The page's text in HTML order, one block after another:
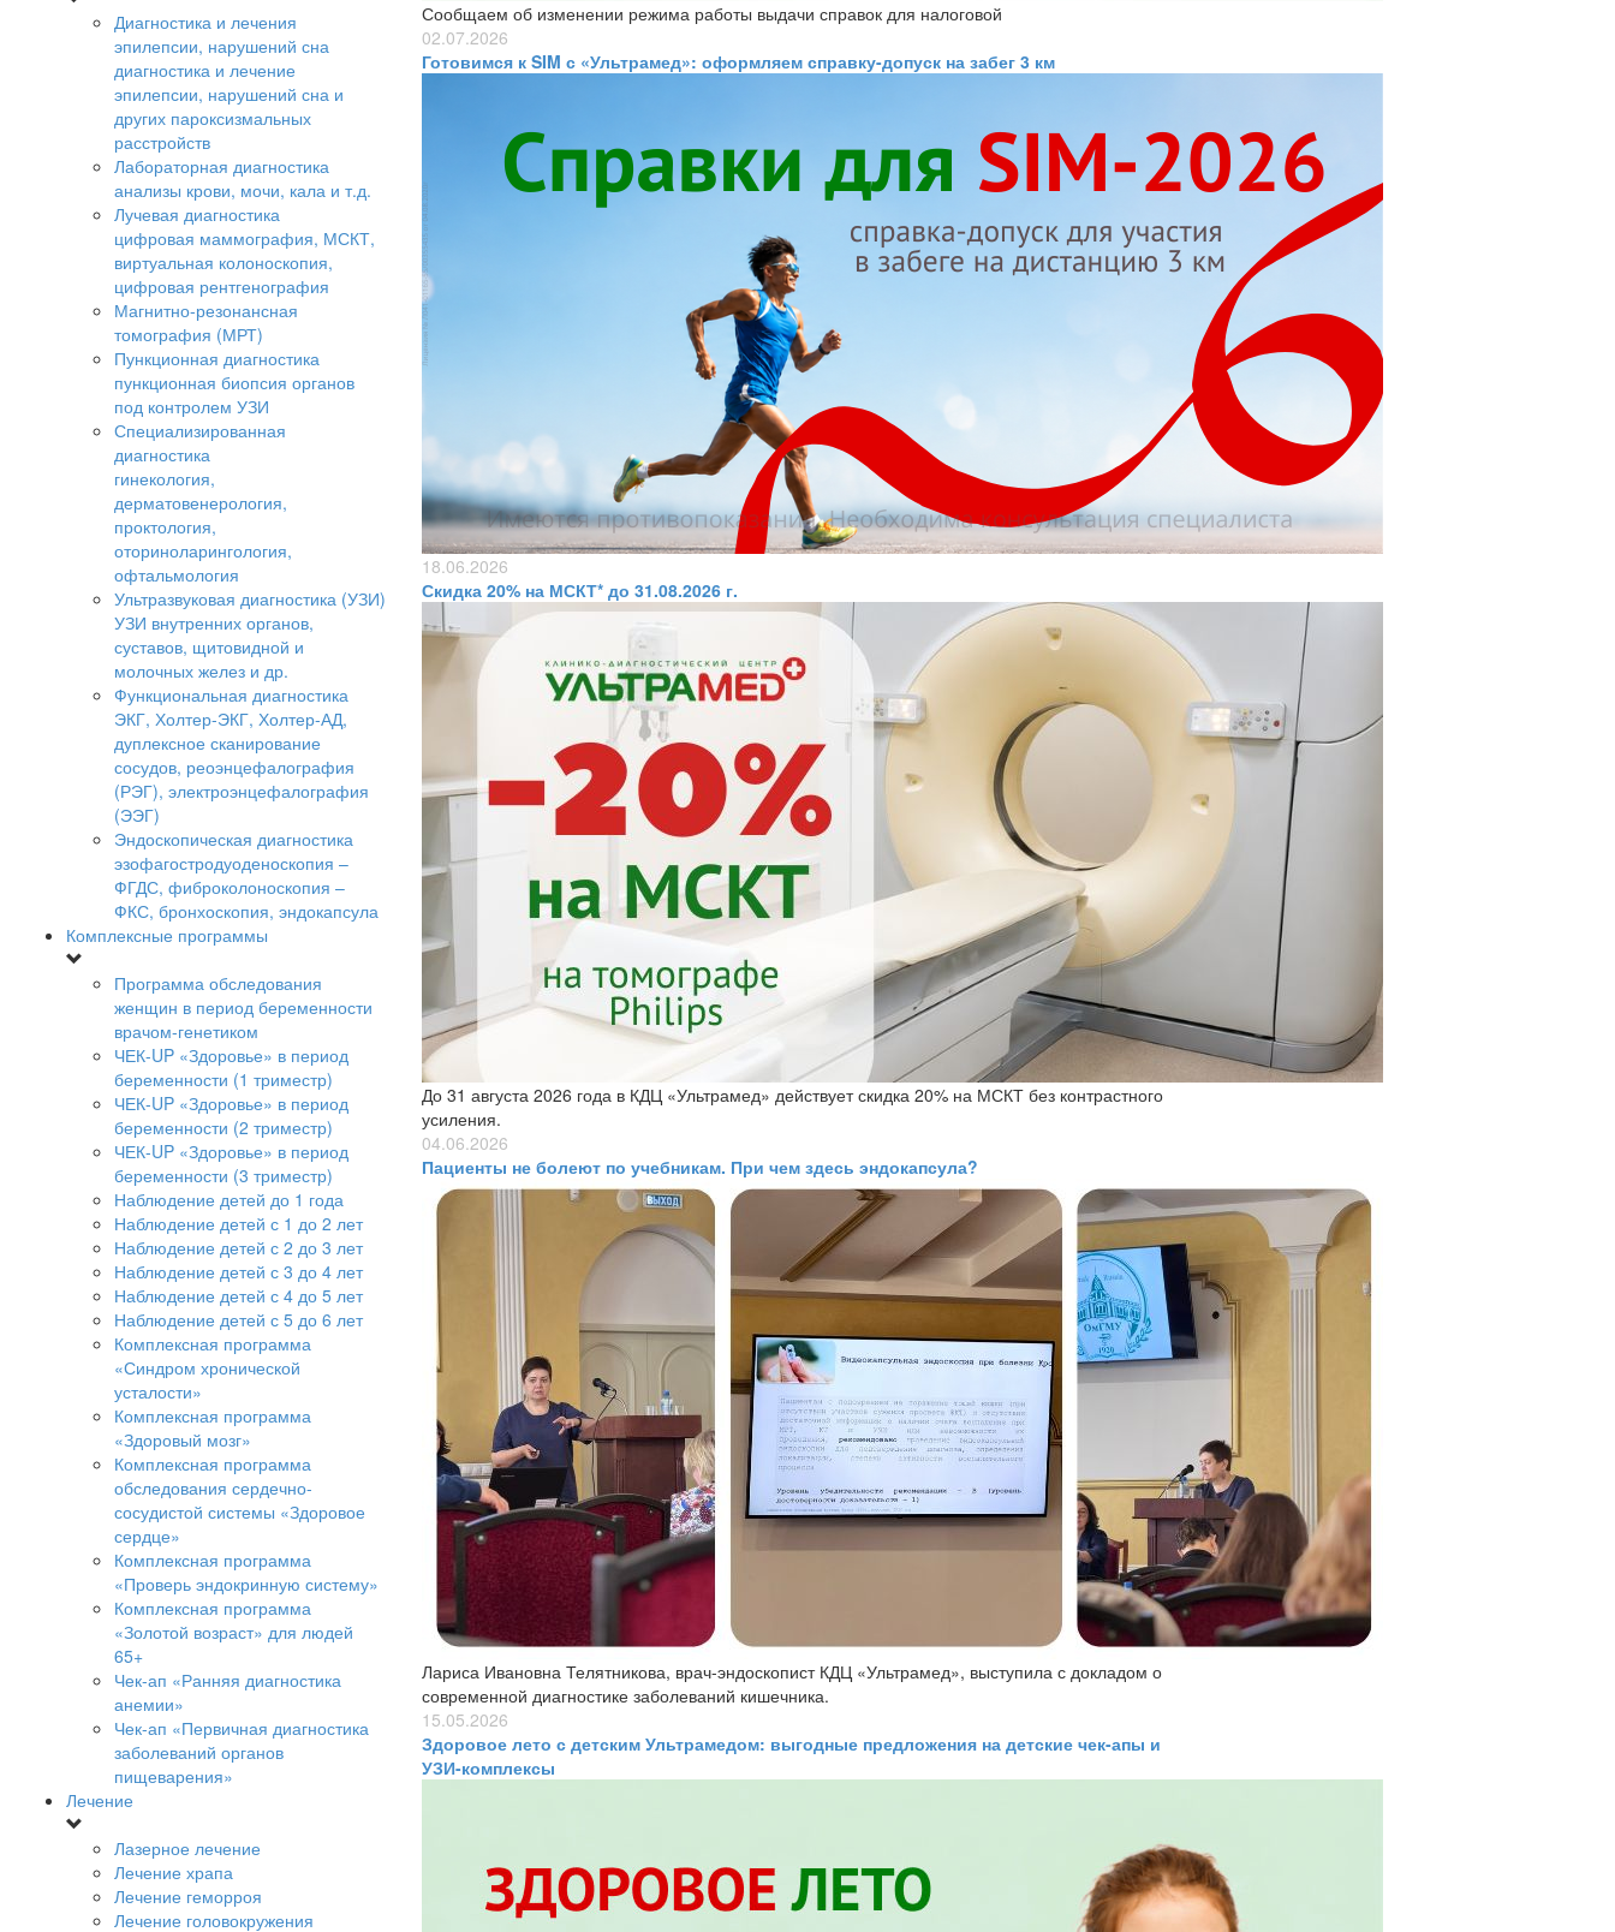
Диагностика и лечения
эпилепсии, нарушений сна
диагностика и лечение
эпилепсии, нарушений сна и
других пароксизмальных
расстройств
Лабораторная диагностика
анализы крови, мочи, кала и т.д.
Лучевая диагностика
цифровая маммография, МСКТ,
виртуальная колоноскопия,
цифровая рентгенография
Магнитно-резонансная
томография (МРТ)
Пункционная диагностика
пункционная биопсия органов
под контролем УЗИ
Специализированная
диагностика
гинекология,
дерматовенерология,
проктология,
оториноларингология,
офтальмология
Ультразвуковая диагностика (УЗИ)
УЗИ внутренних органов,
суставов, щитовидной и
молочных желез и др.
Функциональная диагностика
ЭКГ, Холтер-ЭКГ, Холтер-АД,
дуплексное сканирование
сосудов, реоэнцефалография
(РЭГ), электроэнцефалография
(ЭЭГ)
Эндоскопическая диагностика
эзофагостродуоденоскопия –
ФГДС, фиброколоноскопия –
ФКС, бронхоскопия, эндокапсула
Комплексные программы
Программа обследования
женщин в период беременности
врачом-генетиком
ЧЕК-UP «Здоровье» в период
беременности (1 триместр)
ЧЕК-UP «Здоровье» в период
беременности (2 триместр)
ЧЕК-UP «Здоровье» в период
беременности (3 триместр)
Наблюдение детей до 1 года
Наблюдение детей с 1 до 2 лет
Наблюдение детей с 2 до 3 лет
Наблюдение детей с 3 до 4 лет
Наблюдение детей с 4 до 5 лет
Наблюдение детей с 5 до 6 лет
Комплексная программа
«Синдром хронической
усталости»
Комплексная программа
«Здоровый мозг»
Комплексная программа
обследования сердечно-
сосудистой системы «Здоровое
сердце»
Комплексная программа
«Проверь эндокринную систему»
Комплексная программа
«Золотой возраст» для людей
65+
Чек-ап «Ранняя диагностика
анемии»
Чек-ап «Первичная диагностика
заболеваний органов
пищеварения»
Лечение
Лазерное лечение
Лечение храпа
Лечение геморроя
Лечение головокружения
Сообщаем об изменении режима работы выдачи справок для налоговой
02.07.2026
Готовимся к SIM с «Ультрамед»: оформляем справку-допуск на забег 3 км
18.06.2026
Скидка 20% на МСКТ* до 31.08.2026 г.
До 31 августа 2026 года в КДЦ «Ультрамед» действует скидка 20% на МСКТ без контрастного
усиления.
04.06.2026
Пациенты не болеют по учебникам. При чем здесь эндокапсула?
Лариса Ивановна Телятникова, врач-эндоскопист КДЦ «Ультрамед», выступила с докладом о
современной диагностике заболеваний кишечника.
15.05.2026
Здоровое лето с детским Ультрамедом: выгодные предложения на детские чек-апы и
УЗИ-комплексы